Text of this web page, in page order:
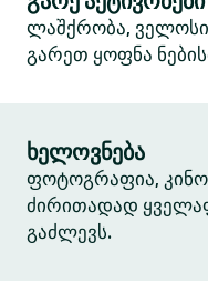
ლაშქრობა,
გარეთ ყოფნა
ხელოვნება
ფოტოგრაფია,
ძირითადად
გაძლევს.